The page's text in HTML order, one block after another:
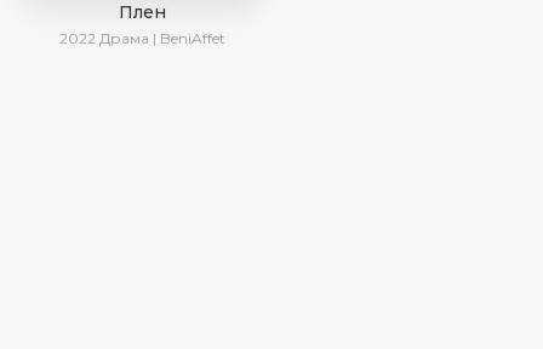
Плен
2022 Драма | BeniAffet